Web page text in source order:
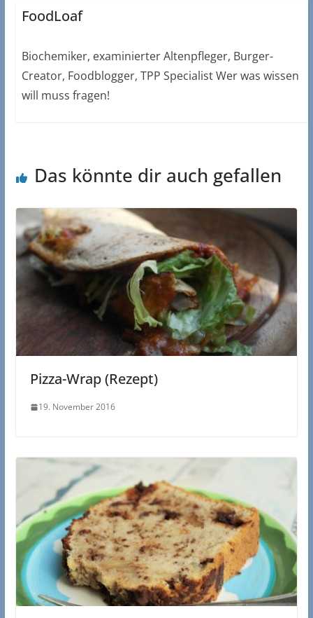
FoodLoaf
Biochemiker, examinierter Altenpfleger, Burger-
Creator, Foodblogger, TPP Specialist Wer was wissen
will muss fragen!
Das könnte dir auch gefallen
Pizza-Wrap (Rezept)
19. November 2016